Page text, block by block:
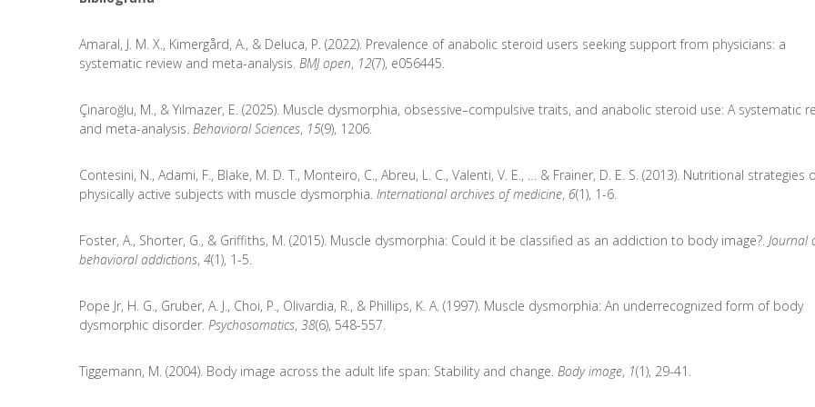
Amaral, J. M. X., Kimergård, A., & Deluca, P. (2022). Prevalence of anabolic steroid users seeking support from physicians: a
systematic review and meta-analysis. BMJ open, 12(7), e056445.
Çınaroğlu, M., & Yılmazer, E. (2025). Muscle dysmorphia, obsessive–compulsive traits, and anabolic steroid use: A systematic
and meta-analysis. Behavioral Sciences, 15(9), 1206.
Contesini, N., Adami, F., Blake, M. D. T., Monteiro, C., Abreu, L. C., Valenti, V. E., … & Frainer, D. E. S. (2013). Nutritional strategies
physically active subjects with muscle dysmorphia. International archives of medicine, 6(1), 1-6.
Foster, A., Shorter, G., & Griffiths, M. (2015). Muscle dysmorphia: Could it be classified as an addiction to body image?. Journal
behavioral addictions, 4(1), 1-5.
Pope Jr, H. G., Gruber, A. J., Choi, P., Olivardia, R., & Phillips, K. A. (1997). Muscle dysmorphia: An underrecognized form of body
dysmorphic disorder. Psychosomatics, 38(6), 548-557.
Tiggemann, M. (2004). Body image across the adult life span: Stability and change. Body image, 1(1), 29-41.